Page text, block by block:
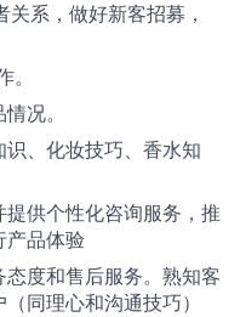
系，做好新客招募，
况。
、化妆技巧、香水知
供个性化咨询服务，推
产品体验
度和售后服务。熟知客
同理心和沟通技巧）